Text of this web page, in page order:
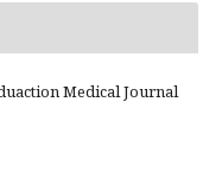
Medical Journal